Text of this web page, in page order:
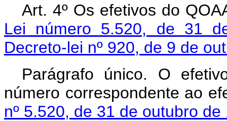
Art. 4º Os efetivos do
Lei número 5.520, de 31
Decreto-lei nº 920, de 9 de
Parágrafo único. O
número correspondente ao
nº 5.520, de 31 de outubro de